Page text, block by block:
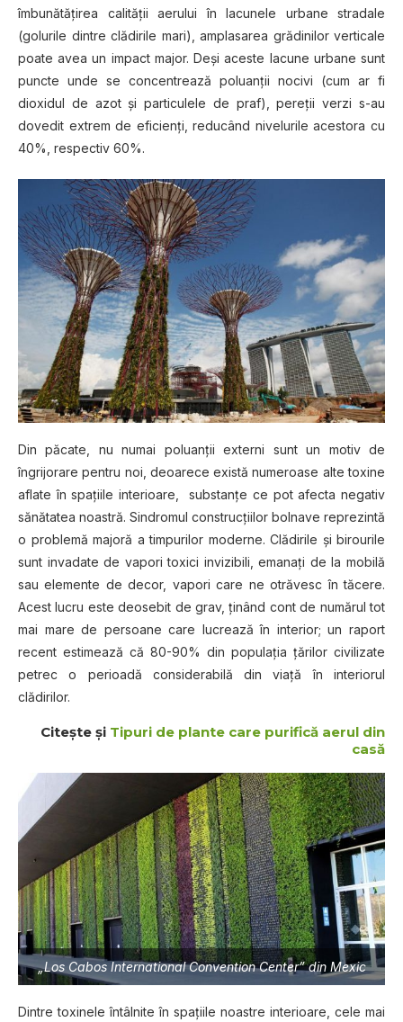
îmbunătăţirea calităţii aerului în lacunele urbane stradale
(golurile dintre clădirile mari), amplasarea grădinilor verticale
poate avea un impact major. Deşi aceste lacune urbane sunt
puncte unde se concentrează poluanţii nocivi (cum ar fi
dioxidul de azot şi particulele de praf), pereţii verzi s-au
dovedit extrem de eficienţi, reducând nivelurile acestora cu
40%, respectiv 60%.
Din păcate, nu numai poluanţii externi sunt un motiv de
îngrijorare pentru noi, deoarece există numeroase alte toxine
aflate în spaţiile interioare, substanţe ce pot afecta negativ
sănătatea noastră. Sindromul construcţiilor bolnave reprezintă
o problemă majoră a timpurilor moderne. Clădirile şi birourile
sunt invadate de vapori toxici invizibili, emanaţi de la mobilă
sau elemente de decor, vapori care ne otrăvesc în tăcere.
Acest lucru este deosebit de grav, ţinând cont de numărul tot
mai mare de persoane care lucrează în interior; un raport
recent estimează că 80-90% din populaţia ţărilor civilizate
petrec o perioadă considerabilă din viaţă în interiorul
clădirilor.
Citeşte şi Tipuri de plante care purifică aerul din
casă
„Lоѕ Cаbоѕ International Cоnvеntіоn Cеntеr” dіn Mexic
Dintre toxinele întâlnite în spaţiile noastre interioare, cele mai